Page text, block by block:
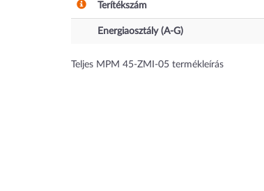
Terítékszám
Energiaosztály (A-G)
Teljes MPM 45-ZMI-05 termékleírás